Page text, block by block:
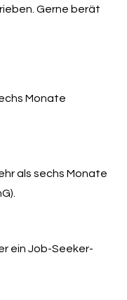
Gerne berät
Monate
als sechs Monate
ein Job-Seeker-